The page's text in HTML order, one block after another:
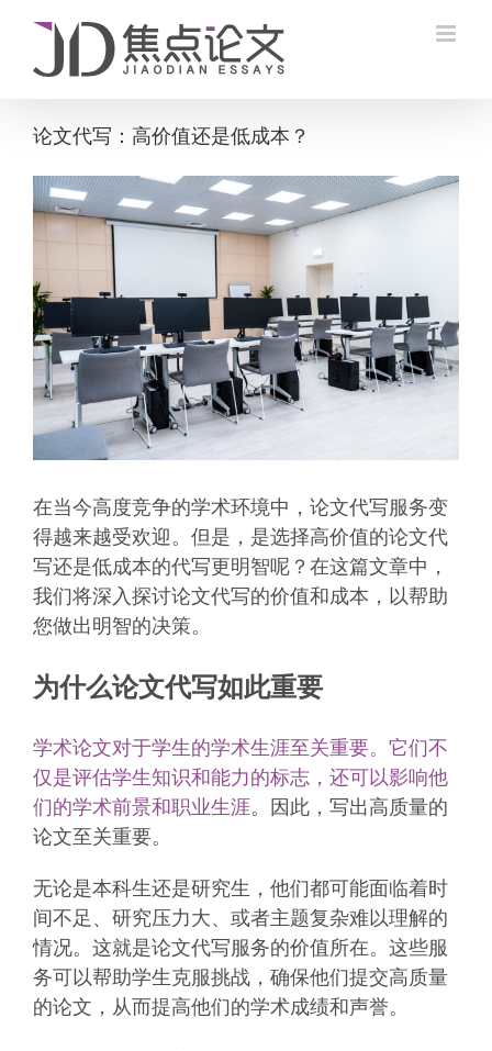
content
论文代写：高价值还是低成本？
View
Larger
Image
在当今高度竞争的学术环境中，论文代写服务变
得越来越受欢迎。但是，是选择高价值的论文代
写还是低成本的代写更明智呢？在这篇文章中，
我们将深入探讨论文代写的价值和成本，以帮助
您做出明智的决策。
为什么论文代写如此重要
学术论文对于学生的学术生涯至关重要。它们不
仅是评估学生知识和能力的标志，还可以影响他
们的学术前景和职业生涯。因此，写出高质量的
论文至关重要。
无论是本科生还是研究生，他们都可能面临着时
间不足、研究压力大、或者主题复杂难以理解的
情况。这就是论文代写服务的价值所在。这些服
务可以帮助学生克服挑战，确保他们提交高质量
的论文，从而提高他们的学术成绩和声誉。